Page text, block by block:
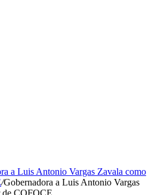
a Luis Antonio Vargas Zavala como
/Gobernadora a Luis Antonio Vargas